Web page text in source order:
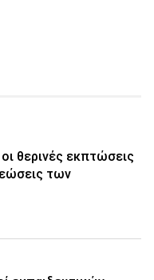
θερινές εκπτώσεις
των